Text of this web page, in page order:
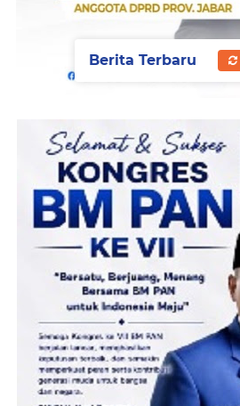
Berita Terbaru